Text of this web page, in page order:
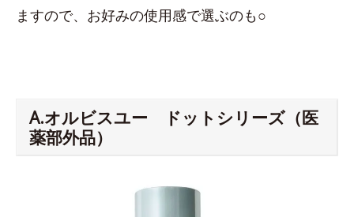
ますので、お好みの使用感で選ぶのも○
A.オルビスユー ドットシリーズ（医
薬部外品）